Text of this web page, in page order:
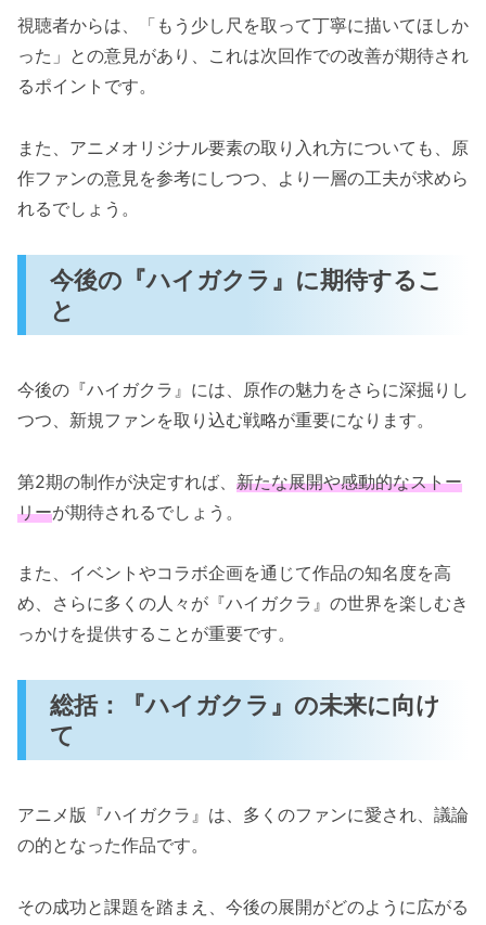
視聴者からは、「もう少し尺を取って丁寧に描いてほしか
った」との意見があり、これは次回作での改善が期待され
るポイントです。
また、アニメオリジナル要素の取り入れ方についても、原
作ファンの意見を参考にしつつ、より一層の工夫が求めら
れるでしょう。
今後の『ハイガクラ』に期待するこ
と
今後の『ハイガクラ』には、原作の魅力をさらに深掘りし
つつ、新規ファンを取り込む戦略が重要になります。
第2期の制作が決定すれば、 新たな展開や感動的なストー
リーが期待されるでしょう。
また、イベントやコラボ企画を通じて作品の知名度を高
め、さらに多くの人々が『ハイガクラ』の世界を楽しむき
っかけを提供することが重要です。
総括：『ハイガクラ』の未来に向け
て
アニメ版『ハイガクラ』は、多くのファンに愛され、議論
の的となった作品です。
その成功と課題を踏まえ、今後の展開がどのように広がる